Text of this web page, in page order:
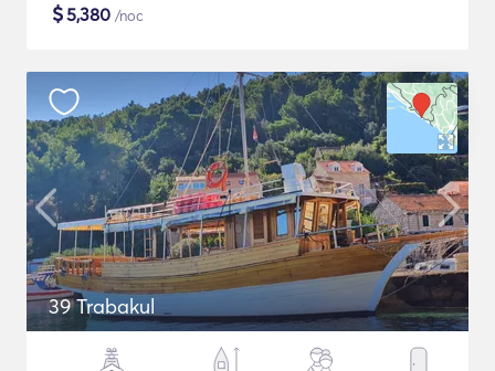
$5,380 /noc
39 Trabakul